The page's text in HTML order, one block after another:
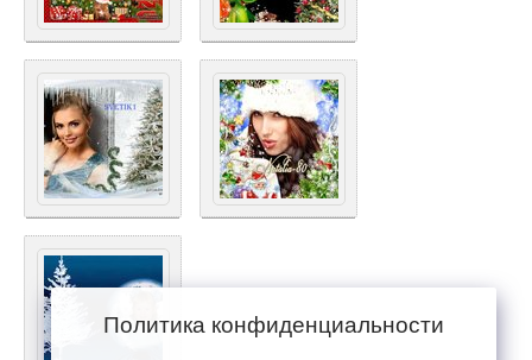
Политика конфиденциальности